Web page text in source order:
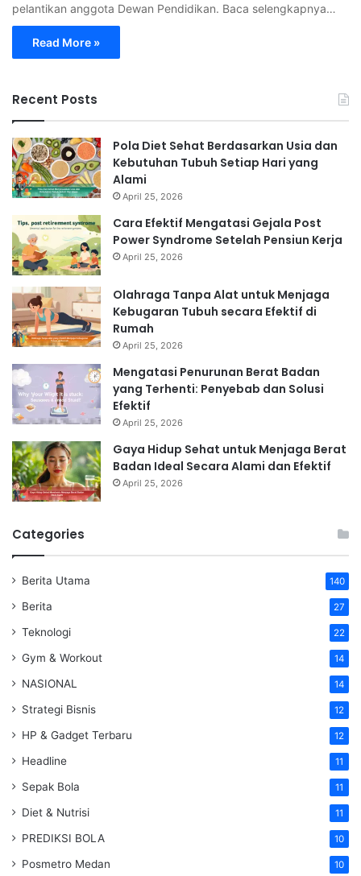
pelantikan anggota Dewan Pendidikan. Baca selengkapnya…
Read More »
Recent Posts
Pola Diet Sehat Berdasarkan Usia dan
Kebutuhan Tubuh Setiap Hari yang
Alami
April 25, 2026
Cara Efektif Mengatasi Gejala Post
Power Syndrome Setelah Pensiun Kerja
April 25, 2026
Olahraga Tanpa Alat untuk Menjaga
Kebugaran Tubuh secara Efektif di
Rumah
April 25, 2026
Mengatasi Penurunan Berat Badan
yang Terhenti: Penyebab dan Solusi
Efektif
April 25, 2026
Gaya Hidup Sehat untuk Menjaga Berat
Badan Ideal Secara Alami dan Efektif
April 25, 2026
Categories
Berita Utama 140
Berita 27
Teknologi 22
Gym & Workout 14
NASIONAL 14
Strategi Bisnis 12
HP & Gadget Terbaru 12
Headline 11
Sepak Bola 11
Diet & Nutrisi 11
PREDIKSI BOLA 10
Posmetro Medan 10